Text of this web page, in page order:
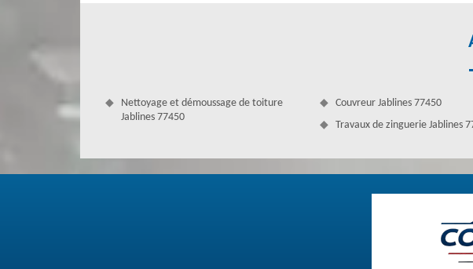
Notre société couvreur au service dans tout 77450
Nous sommes une société couvreur qui est spécialisée dans tous travaux de
changement ou pose sont dans nos services. Nous disposons des couvreurs
sont toujours satisfaisantes puisqu’ils sont sérieux, ponctuels et rapides.
gouttières, nous allons les traiter plus que vous ne l’attendiez. Faites-nous
Nettoyage et démoussage de toiture
Jablines 77450
Couvreur Jablines 77450
Travaux de zinguerie Jablines